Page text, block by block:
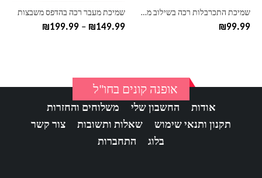
שמיכת התכרבלות רכה בשילוב משבצות
₪99.99
שמיכת מעבר רכה בהדפס משבצות
₪149.99
–
₪199.99
אופנה קונים בחו"ל
אודות החשבון שלי
משלוחים והחזרות
תקנון ותנאי שימוש
שאלות ותשובות
צור קשר
בלוג
התחברות